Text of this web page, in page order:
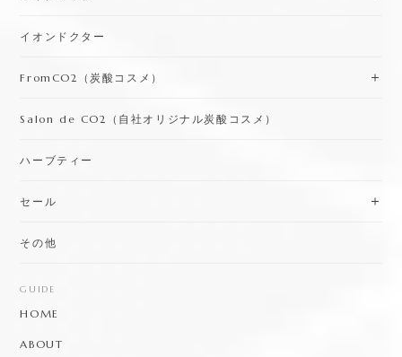
イオンドクター
FromCO2（炭酸コスメ）
Salon de CO2（自社オリジナル炭酸コスメ）
ハーブティー
セール
その他
GUIDE
HOME
ABOUT